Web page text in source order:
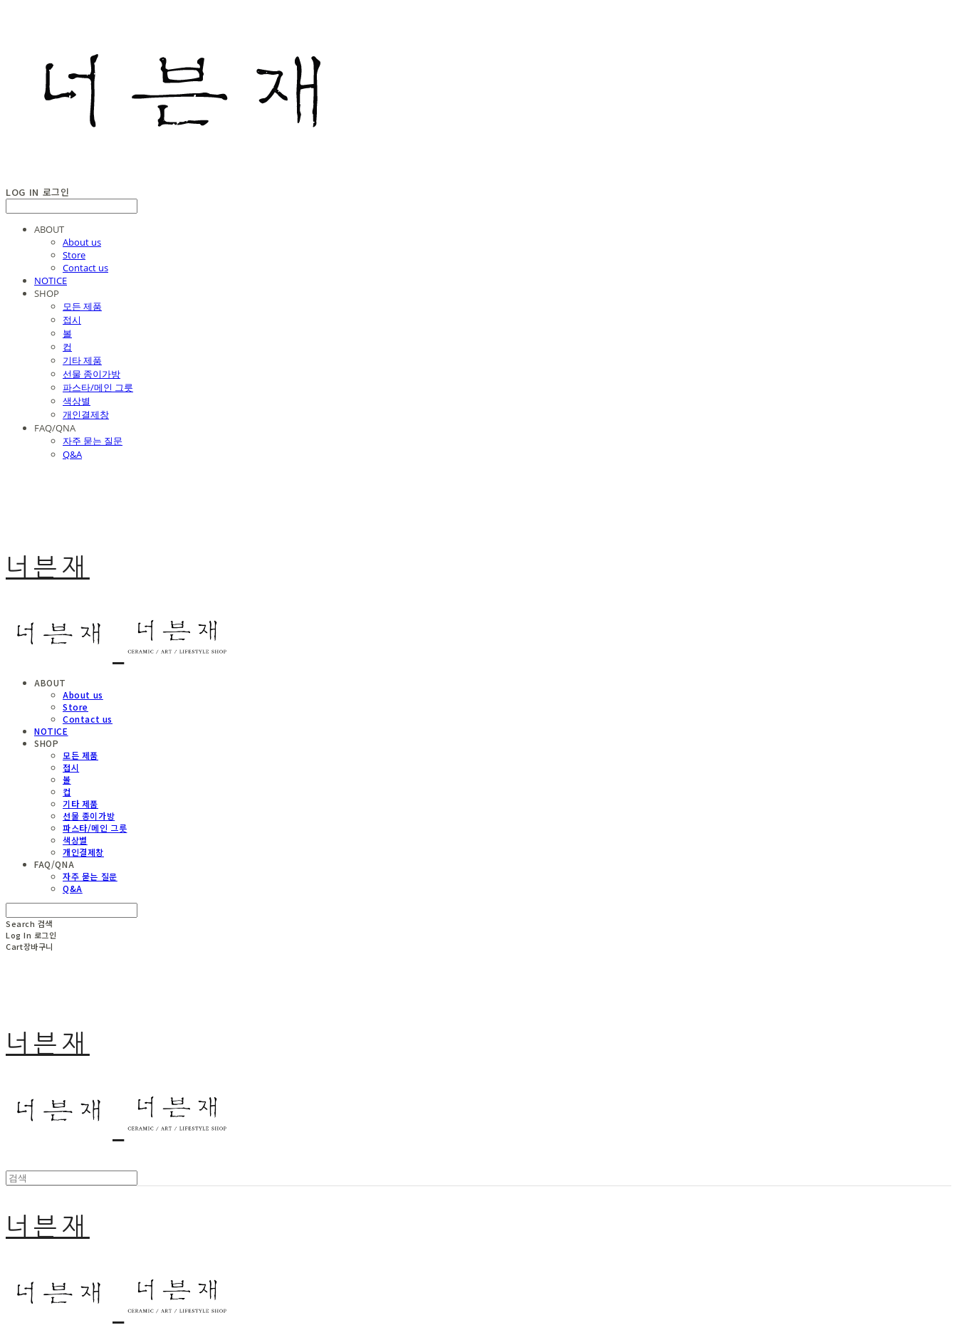
LOG IN 로그인
ABOUT
About us
Store
Contact us
NOTICE
SHOP
모든 제품
접시
볼
컵
기타 제품
선물 종이가방
파스타/메인 그릇
색상별
개인결제창
FAQ/QNA
자주 묻는 질문
Q&A
너븐재
ABOUT
About us
Store
Contact us
NOTICE
SHOP
모든 제품
접시
볼
컵
기타 제품
선물 종이가방
파스타/메인 그릇
색상별
개인결제창
FAQ/QNA
자주 묻는 질문
Q&A
Search 검색
Log In 로그인
Cart장바구니
너븐재
너븐재